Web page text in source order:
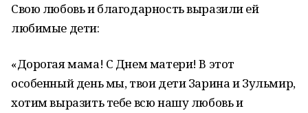
Свою любовь и благодарность выразили ей
любимые дети:
«Дорогая мама! С Днем матери! В этот
особенный день мы, твои дети Зарина и Зульмир,
хотим выразить тебе всю нашу любовь и